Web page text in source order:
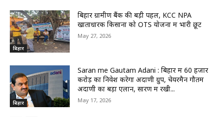
बिहार
बिहार ग्रामीण बैंक की बड़ी पहल, KCC NPA
खाताधारक किसानों को OTS योजना में भारी छूट
May 27, 2026
बिहार
Saran me Gautam Adani : बिहार में 60 हजार
करोड़ का निवेश करेगा अदाणी ग्रुप, चेयरमैन गौतम
अदाणी का बड़ा एलान, सारण में रखी...
May 17, 2026